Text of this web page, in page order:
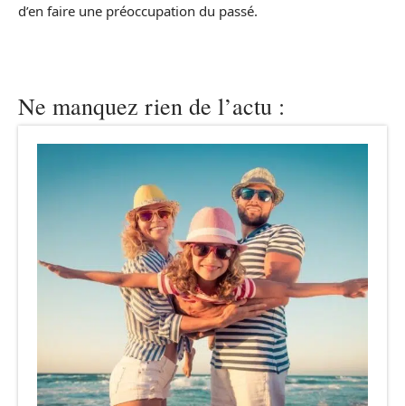
d’en faire une préoccupation du passé.
Ne manquez rien de l’actu :